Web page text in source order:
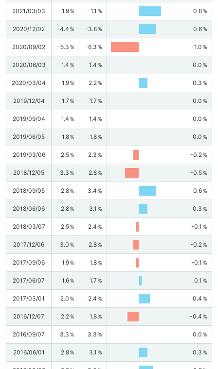
2021/03/03 -1.9％ -1.1％ 0.8％
2020/12/02 -4.4％ -3.8％ 0.6％
2020/09/02 -5.3％ -6.3％ -1.0％
2020/06/03 1.4％ 1.4％ 0.0％
2020/03/04 1.9％ 2.2％ 0.3％
2019/12/04 1.7％ 1.7％ 0.0％
2019/09/04 1.4％ 1.4％ 0.0％
2019/06/05 1.8％ 1.8％ 0.0％
2019/03/06 2.5％ 2.3％ -0.2％
2018/12/05 3.3％ 2.8％ -0.5％
2018/09/05 2.8％ 3.4％ 0.6％
2018/06/06 2.8％ 3.1％ 0.3％
2018/03/07 2.5％ 2.4％ -0.1％
2017/12/06 3.0％ 2.8％ -0.2％
2017/09/06 1.9％ 1.8％ -0.1％
2017/06/07 1.6％ 1.7％ 0.1％
2017/03/01 2.0％ 2.4％ 0.4％
2016/12/07 2.2％ 1.8％ -0.4％
2016/09/07 3.3％ 3.3％ 0.0％
2016/06/01 2.8％ 3.1％ 0.3％